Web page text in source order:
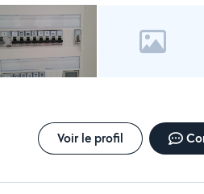
Voir le profil